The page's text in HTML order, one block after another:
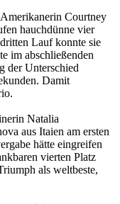
Courtney
hauchdünne vier
Lauf konnte sie
im abschließenden
der Unterschied
Damit
Natalia
aus Itaien am ersten
hätte eingreifen
vierten Platz
als weltbeste,